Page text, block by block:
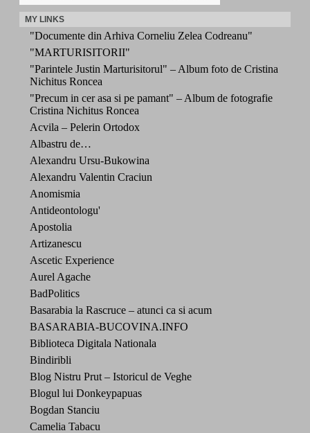
MY LINKS
"Documente din Arhiva Corneliu Zelea Codreanu"
"MARTURISITORII"
"Parintele Justin Marturisitorul" – Album foto de Cristina
Nichitus Roncea
"Precum in cer asa si pe pamant" – Album de fotografie
Cristina Nichitus Roncea
Acvila – Pelerin Ortodox
Albastru de…
Alexandru Ursu-Bukowina
Alexandru Valentin Craciun
Anomismia
Antideontologu'
Apostolia
Artizanescu
Ascetic Experience
Aurel Agache
BadPolitics
Basarabia la Rascruce – atunci ca si acum
BASARABIA-BUCOVINA.INFO
Biblioteca Digitala Nationala
Bindiribli
Blog Nistru Prut – Istoricul de Veghe
Blogul lui Donkeypapuas
Bogdan Stanciu
Camelia Tabacu